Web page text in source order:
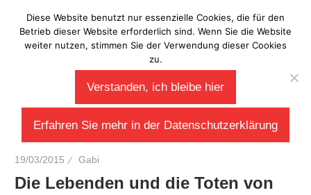
Inhalt
springen
Laberladen
19/03/2015 Gabi
Die Lebenden und die Toten von
Diese Website benutzt nur essenzielle Cookies, die für den
Betrieb dieser Website erforderlich sind. Wenn Sie die Website
weiter nutzen, stimmen Sie der Verwendung dieser Cookies
zu.
Verstanden, ich bleibe hier
Erfahren Sie mehr in der Datenschutzerklärung